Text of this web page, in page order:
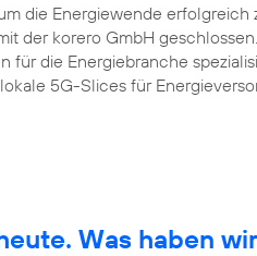
die Energiewende erfolgreich
der korero GmbH
für die Energiebranche
5G-Slices für
Was haben